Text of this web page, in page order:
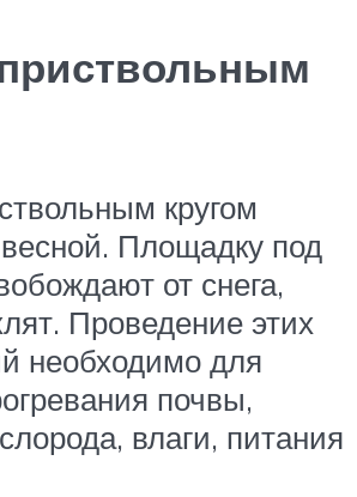
кругом
Площадку под
от снега,
Проведение этих
необходимо для
почвы,
влаги, питания